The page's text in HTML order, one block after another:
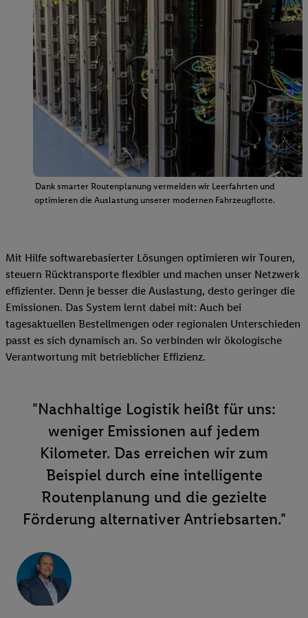
Dank smarter Routenplanung vermeiden wir Leerfahrten und
optimieren die Auslastung unserer modernen Fahrzeugflotte.
Mit Hilfe softwarebasierter Lösungen optimieren wir Touren,
steuern Rücktransporte flexibler und machen unser Netzwerk
effizienter. Denn je besser die Auslastung, desto geringer die
Emissionen. Das System lernt dabei mit: Auch bei
tagesaktuellen Bestellmengen oder regionalen Unterschieden
passt es sich dynamisch an. So verbinden wir ökologische
Verantwortung mit betrieblicher Effizienz.
"Nachhaltige Logistik heißt für uns:
weniger Emissionen auf jedem
Kilometer. Das erreichen wir zum
Beispiel durch eine intelligente
Routenplanung und die gezielte
Förderung alternativer Antriebsarten."